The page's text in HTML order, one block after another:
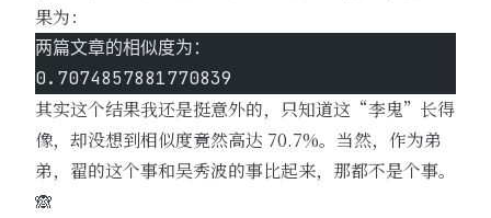
果为：
两篇文章的相似度为：
0.7074857881770839
其实这个结果我还是挺意外的，只知道这“李鬼”长得
像，却没想到相似度竟然高达 70.7%。当然，作为弟
弟，翟的这个事和吴秀波的事比起来，那都不是个事。
🙈